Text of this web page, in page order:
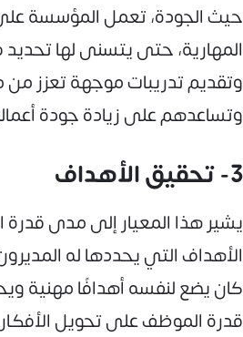
حيث الجودة، تعمل المؤسسة
المهارية، حتى يتسنى لها
وتقديم تدريبات موجهة تعزز
وتساعدهم على زيادة جودة
3- تحقيق الأهداف
يشير هذا المعيار إلى مدى
الأهداف التي يحددها له
كان يضع لنفسه أهدافًا مهنية
قدرة الموظف على تحويل الأفكار